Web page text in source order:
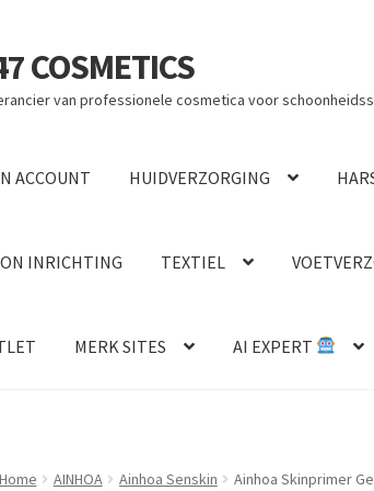
COSMETICS
van professionele cosmetica voor
ACCOUNT HUIDVERZORGING
INRICHTING TEXTIEL
MERK SITES AI EXPERT
Home AINHOA Ainhoa Senskin Ainhoa Skinprimer